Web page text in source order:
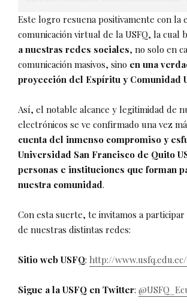
Este logro resuena positivamente con la
comunicación virtual de la USFQ, la cual
a nuestras redes sociales, no solo en
comunicación masivos, sino en una
proyección del Espíritu y Comunidad
Así, el notable alcance y legitimidad de
electrónicos se ve confirmado una vez
cuenta del inmenso compromiso y
Universidad San Francisco de Quito
personas e instituciones que forman
nuestra comunidad.
Con esta suerte, te invitamos a
de nuestras distintas redes:
Sitio web USFQ: http://www.usfq.edu.ec/
Sigue a la USFQ en Twitter: